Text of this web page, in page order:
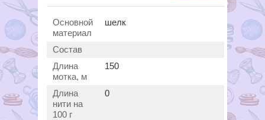
Основной
материал
шелк
Состав
Длина
мотка, м
150
Длина
нити на
100 г
0